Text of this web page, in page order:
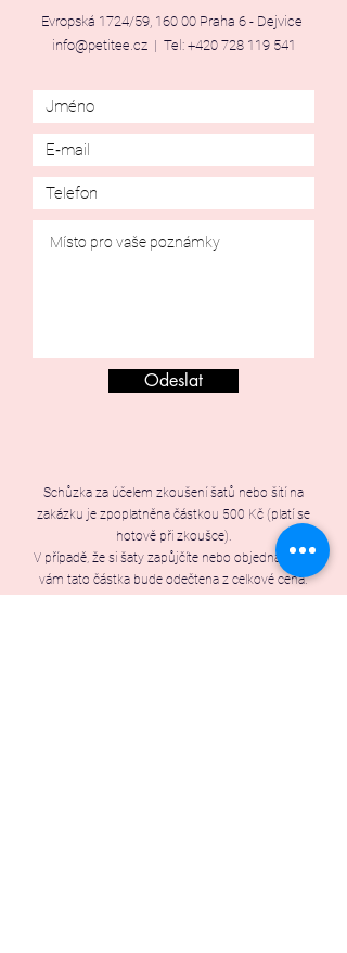
Evropská 1724/59, 160 00 Praha 6 - Dejvice
info@petitee.cz| Tel: +420 728 119 541
Odeslat
Schůzka za účelem zkoušení šatů nebo šití na
zakázku je zpoplatněna částkou 500 Kč (platí se
hotově při zkoušce).
V případě, že si šaty zapůjčíte nebo objednáte, tak
vám tato částka bude odečtena z celkové cena.